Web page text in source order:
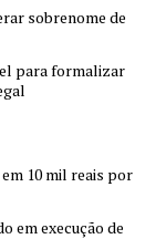
sobrenome de
para formalizar
10 mil reais por
em execução de